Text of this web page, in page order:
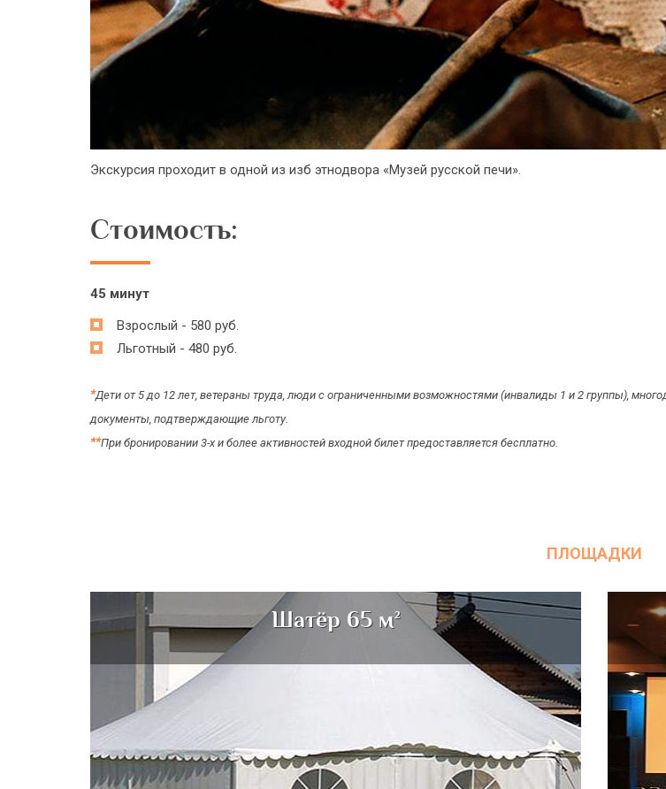
Экскурсия проходит в одной из изб этнодвора «Музей русской печи».
Стоимость:
45 минут
Взрослый - 580 руб.
Льготный - 480 руб.
*Дети от 5 до 12 лет, ветераны труда, люди с ограниченными возможностями (инвалиды 1 и 2 группы),
документы, подтверждающие льготу.
**При бронировании 3-х и более активностей входной билет предоставляется бесплатно.
ПЛОЩАДКИ
Шатёр 65 м²